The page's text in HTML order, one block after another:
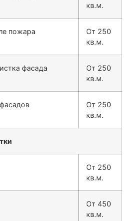
кв.м.
пожара
От 250
кв.м.
фасада
От 250
кв.м.
От 250
кв.м.
От 250
кв.м.
От 450
кв.м.